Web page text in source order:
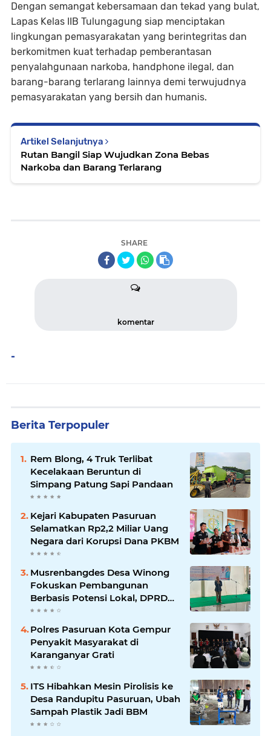
Dengan semangat kebersamaan dan tekad yang bulat,
Lapas Kelas IIB Tulungagung siap menciptakan
lingkungan pemasyarakatan yang berintegritas dan
berkomitmen kuat terhadap pemberantasan
penyalahgunaan narkoba, handphone ilegal, dan
barang-barang terlarang lainnya demi terwujudnya
pemasyarakatan yang bersih dan humanis.
Artikel Selanjutnya
Rutan Bangil Siap Wujudkan Zona Bebas
Narkoba dan Barang Terlarang
SHARE
komentar
-
Berita Terpopuler
Rem Blong, 4 Truk Terlibat
Kecelakaan Beruntun di
Simpang Patung Sapi Pandaan
Kejari Kabupaten Pasuruan
Selamatkan Rp2,2 Miliar Uang
Negara dari Korupsi Dana PKBM
Musrenbangdes Desa Winong
Fokuskan Pembangunan
Berbasis Potensi Lokal, DPRD
Optimistis Meski Dihantam
Efisiensi Anggaran
Polres Pasuruan Kota Gempur
Penyakit Masyarakat di
Karanganyar Grati
ITS Hibahkan Mesin Pirolisis ke
Desa Randupitu Pasuruan, Ubah
Sampah Plastik Jadi BBM